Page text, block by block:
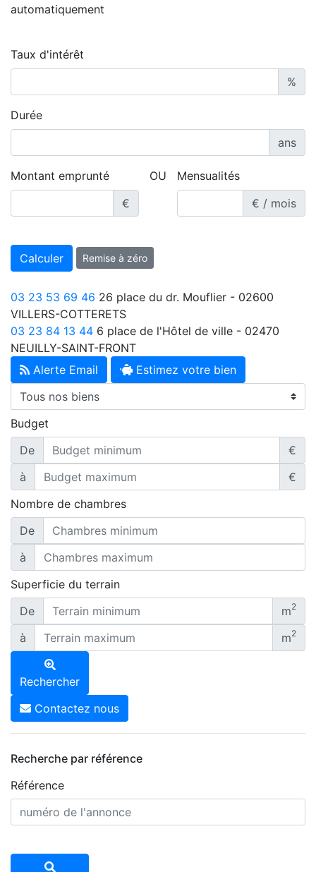
automatiquement
Taux d'intérêt
%
Durée
ans
Montant emprunté
€
OU
Mensualités
€ / mois
Calculer Remise à zéro
03 23 53 69 46 26 place du dr. Mouflier - 02600
VILLERS-COTTERETS
03 23 84 13 44 6 place de l'Hôtel de ville - 02470
NEUILLY-SAINT-FRONT
Alerte Email
Estimez votre bien
Budget
De
€
à
€
Nombre de chambres
De
à
Superficie du terrain
De
m2
à m2
Rechercher
Contactez nous
Recherche par référence
Référence